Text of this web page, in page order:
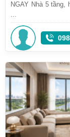
NGAY Nhà 5 tầng,
...